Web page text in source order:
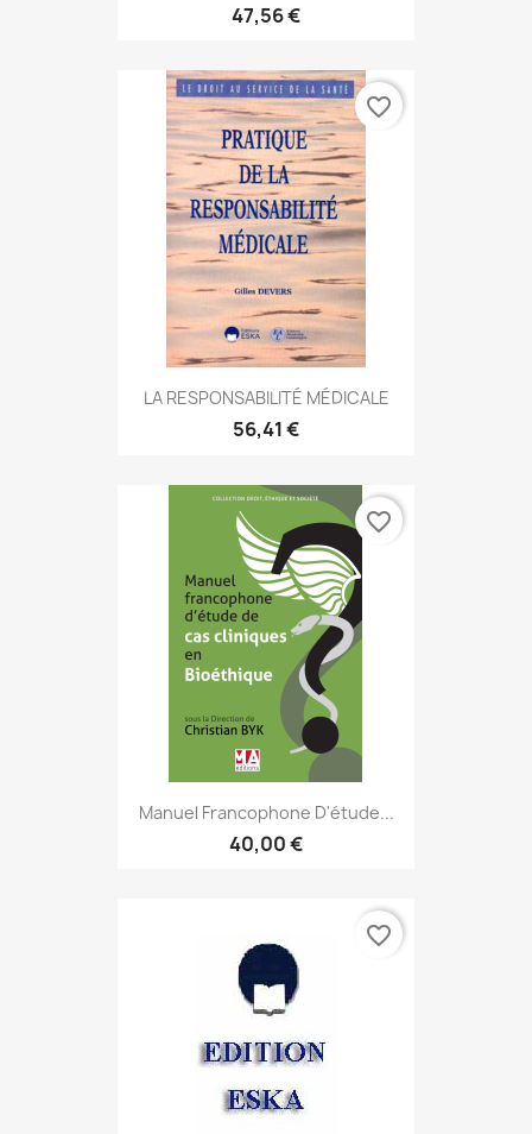
47,56 €
LA RESPONSABILITÉ MÉDICALE
56,41 €
favorite_border
Manuel Francophone D'étude...
40,00 €
favorite_border
favorite_border